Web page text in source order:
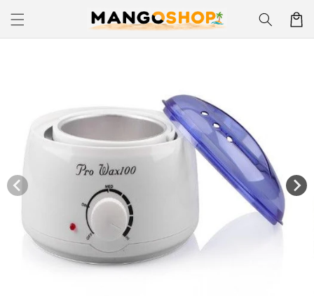
Skip to
content
Korpa
Skip to